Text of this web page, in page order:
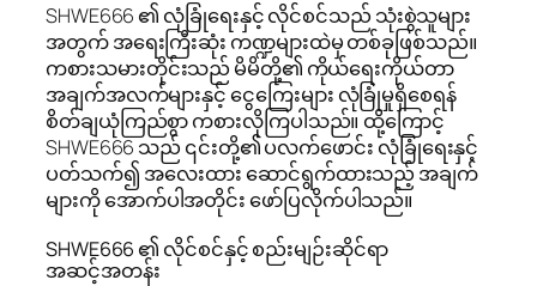
SHWE666 ၏ လုံခြုံရေးနှင့် လိုင်စင်သည် သုံးစွဲသူများ
အတွက် အရေးကြီးဆုံး ကဏ္ဍများထဲမှ တစ်ခုဖြစ်သည်။
ကစားသမားတိုင်းသည် မိမိတို့၏ ကိုယ်ရေးကိုယ်တာ
အချက်အလက်များနှင့် ငွေကြေးများ လုံခြုံမှုရှိစေရန်
စိတ်ချယုံကြည်စွာ ကစားလိုကြပါသည်။ ထို့ကြောင့်
SHWE666 သည် ၎င်းတို့၏ ပလက်ဖောင်း လုံခြုံရေးနှင့်
ပတ်သက်၍ အလေးထား ဆောင်ရွက်ထားသည့် အချက်
များကို အောက်ပါအတိုင်း ဖော်ပြလိုက်ပါသည်။
SHWE666 ၏ လိုင်စင်နှင့် စည်းမျဉ်းဆိုင်ရာ
အဆင့်အတန်း